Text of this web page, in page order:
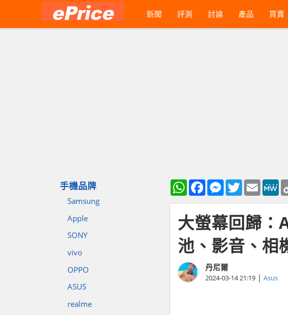
新聞 評測 討論 產品 買賣
手機品牌
Samsung
Apple
SONY
vivo
OPPO
ASUS
realme
WhatsAppFacebookMessenger
TwitterEmail
大螢幕回歸
池、影音、相
丹尼爾
2024-03-14 21:19 | Asus